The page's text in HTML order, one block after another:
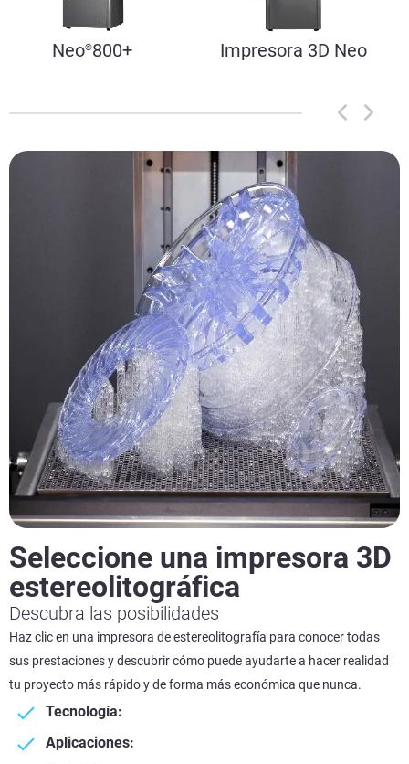
Neo®800+ Impresora 3D Neo
Seleccione una impresora 3D
estereolitográfica
Descubra las posibilidades
Haz clic en una impresora de estereolitografía para conocer todas
sus prestaciones y descubrir cómo puede ayudarte a hacer realidad
tu proyecto más rápido y de forma más económica que nunca.
Tecnología:
Aplicaciones: